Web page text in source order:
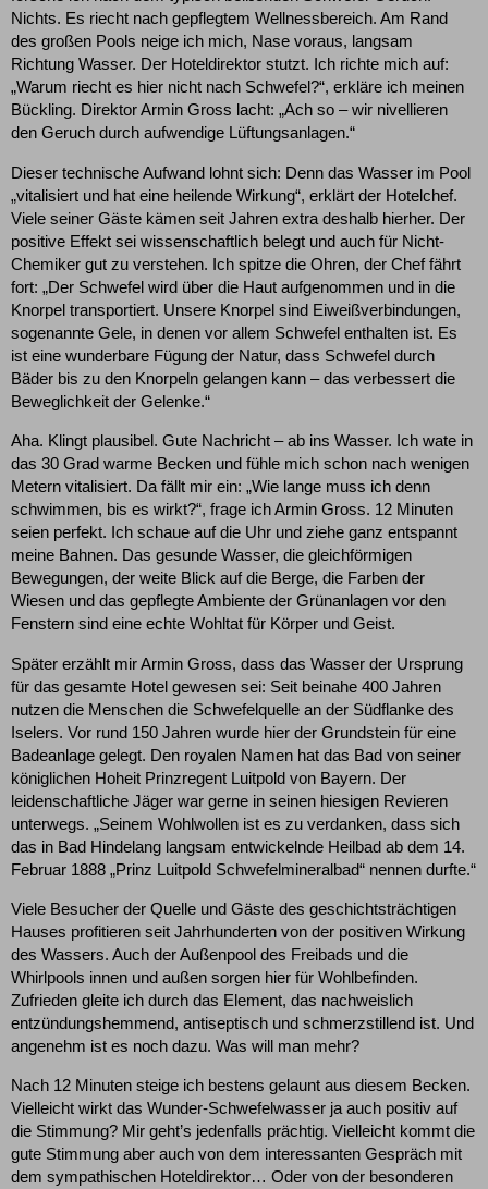
Nichts. Es riecht nach gepflegtem Wellnessbereich. Am Rand
des großen Pools neige ich mich, Nase voraus, langsam
Richtung Wasser. Der Hoteldirektor stutzt. Ich richte mich auf:
„Warum riecht es hier nicht nach Schwefel?“, erkläre ich meinen
Bückling. Direktor Armin Gross lacht: „Ach so – wir nivellieren
den Geruch durch aufwendige Lüftungsanlagen.“
Dieser technische Aufwand lohnt sich: Denn das Wasser im Pool
„vitalisiert und hat eine heilende Wirkung“, erklärt der Hotelchef.
Viele seiner Gäste kämen seit Jahren extra deshalb hierher. Der
positive Effekt sei wissenschaftlich belegt und auch für Nicht-
Chemiker gut zu verstehen. Ich spitze die Ohren, der Chef fährt
fort: „Der Schwefel wird über die Haut aufgenommen und in die
Knorpel transportiert. Unsere Knorpel sind Eiweißverbindungen,
sogenannte Gele, in denen vor allem Schwefel enthalten ist. Es
ist eine wunderbare Fügung der Natur, dass Schwefel durch
Bäder bis zu den Knorpeln gelangen kann – das verbessert die
Beweglichkeit der Gelenke.“
Aha. Klingt plausibel. Gute Nachricht – ab ins Wasser. Ich wate in
das 30 Grad warme Becken und fühle mich schon nach wenigen
Metern vitalisiert. Da fällt mir ein: „Wie lange muss ich denn
schwimmen, bis es wirkt?“, frage ich Armin Gross. 12 Minuten
seien perfekt. Ich schaue auf die Uhr und ziehe ganz entspannt
meine Bahnen. Das gesunde Wasser, die gleichförmigen
Bewegungen, der weite Blick auf die Berge, die Farben der
Wiesen und das gepflegte Ambiente der Grünanlagen vor den
Fenstern sind eine echte Wohltat für Körper und Geist.
Später erzählt mir Armin Gross, dass das Wasser der Ursprung
für das gesamte Hotel gewesen sei: Seit beinahe 400 Jahren
nutzen die Menschen die Schwefelquelle an der Südflanke des
Iselers. Vor rund 150 Jahren wurde hier der Grundstein für eine
Badeanlage gelegt. Den royalen Namen hat das Bad von seiner
königlichen Hoheit Prinzregent Luitpold von Bayern. Der
leidenschaftliche Jäger war gerne in seinen hiesigen Revieren
unterwegs. „Seinem Wohlwollen ist es zu verdanken, dass sich
das in Bad Hindelang langsam entwickelnde Heilbad ab dem 14.
Februar 1888 „Prinz Luitpold Schwefelmineralbad“ nennen durfte.“
Viele Besucher der Quelle und Gäste des geschichtsträchtigen
Hauses profitieren seit Jahrhunderten von der positiven Wirkung
des Wassers. Auch der Außenpool des Freibads und die
Whirlpools innen und außen sorgen hier für Wohlbefinden.
Zufrieden gleite ich durch das Element, das nachweislich
entzündungshemmend, antiseptisch und schmerzstillend ist. Und
angenehm ist es noch dazu. Was will man mehr?
Nach 12 Minuten steige ich bestens gelaunt aus diesem Becken.
Vielleicht wirkt das Wunder-Schwefelwasser ja auch positiv auf
die Stimmung? Mir geht’s jedenfalls prächtig. Vielleicht kommt die
gute Stimmung aber auch von dem interessanten Gespräch mit
dem sympathischen Hoteldirektor… Oder von der besonderen